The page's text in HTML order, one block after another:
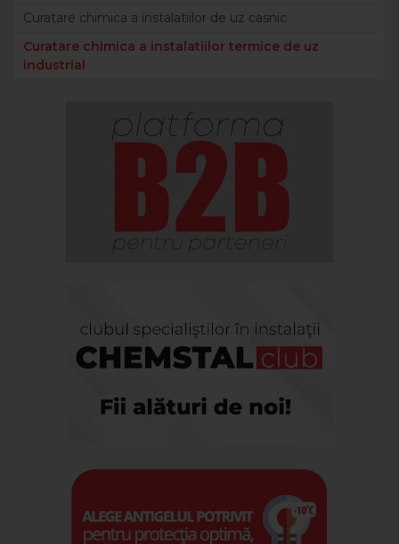
Curatare chimica a instalatiilor de uz casnic
Curatare chimica a instalatiilor termice de uz
industrial